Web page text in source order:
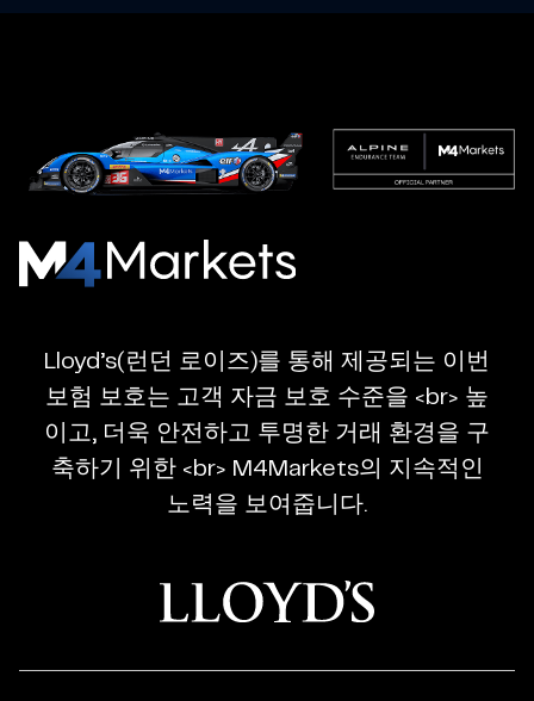
M4Markets
CFD
Trading
Regulated
Broker
Lloyd’s(런던 로이즈)를 통해 제공되는 이번
보험 보호는 고객 자금 보호 수준을 <br> 높
이고, 더욱 안전하고 투명한 거래 환경을 구
축하기 위한 <br> M4Markets의 지속적인
노력을 보여줍니다.